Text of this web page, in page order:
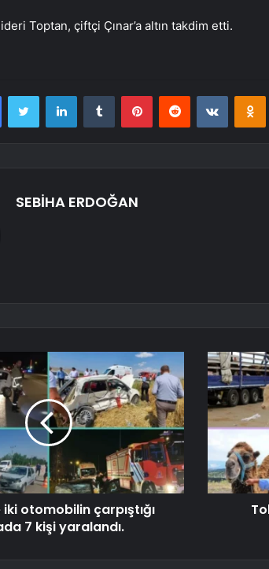
Toptan, çiftçi Çınar’a altın takdim etti.
FacebookTwitter LinkedInTumblr PinterestReddit
SEBİHA ERDOĞAN
otomobilin çarpıştığı
7 kişi yaralandı.